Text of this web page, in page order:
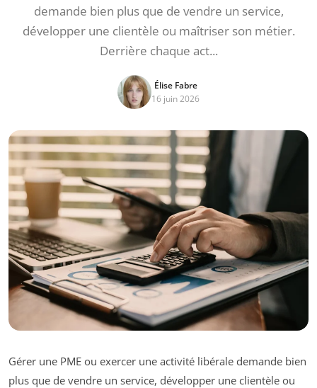
demande bien plus que de vendre un service,
développer une clientèle ou maîtriser son métier.
Derrière chaque act...
Élise Fabre
16 juin 2026
Gérer une PME ou exercer une activité libérale demande bien
plus que de vendre un service, développer une clientèle ou